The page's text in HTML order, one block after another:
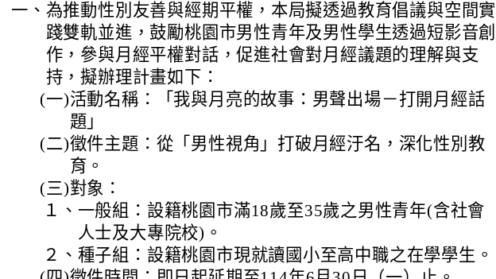
一、 為推動性別友善與經期平權，本局擬透過教育倡議與空間實
踐雙軌並進，鼓勵桃園市男性青年及男性學生透過短影音創
作，參與月經平權對話，促進社會對月經議題的理解與支
持，擬辦理計畫如下：
(一)活動名稱：「我與月亮的故事：男聲出場－打開月經話
題」
(二)徵件主題：從「男性視角」打破月經汙名，深化性別教
育。
(三)對象：
１、 一般組：設籍桃園市滿18歲至35歲之男性青年(含社會
人士及大專院校)。
２、 種子組：設籍桃園市現就讀國小至高中職之在學學生。